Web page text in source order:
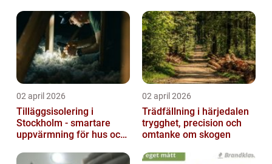
02 april 2026
Tilläggsisolering i
Stockholm - smartare
uppvärmning för hus och
02 april 2026
Trädfällning i härjedalen
trygghet, precision och
omtanke om skogen